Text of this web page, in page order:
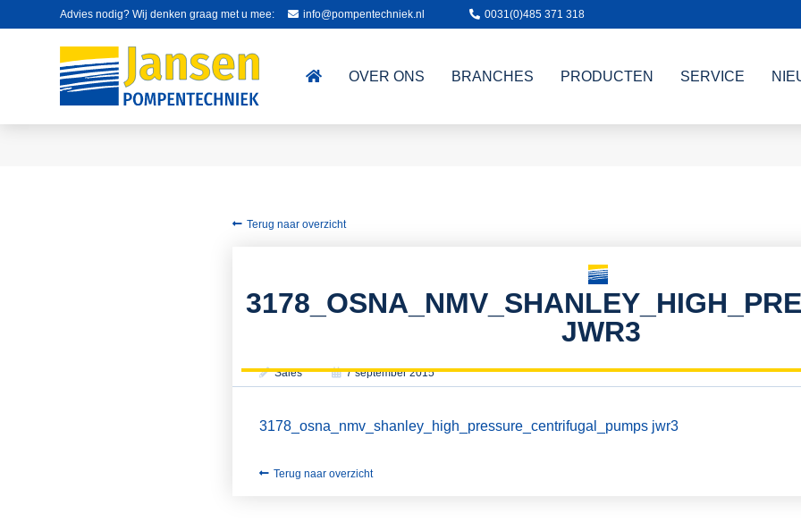
Advies nodig? Wij denken graag met u mee: info@pompentechniek.nl 0031(0)485 371 318
OVER ONS BRANCHES PRODUCTEN SERVICE
Terug naar overzicht
JWR3
Sales 7 september 2015
3178_osna_nmv_shanley_high_pressure_centrifugal_pumps jwr3
Terug naar overzicht